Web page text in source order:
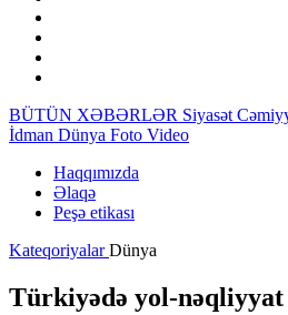
BÜTÜN XƏBƏRLƏR Siyasət
İdman Dünya Foto Video
Haqqımızda
Əlaqə
Peşə etikası
KateqoriyalarDünya
Türkiyədə yol-nəqliyyat